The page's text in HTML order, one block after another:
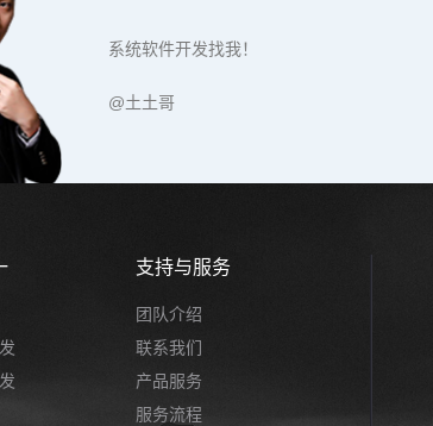
系统软件开发找我！
@土土哥
支持与服务
团队介绍
联系我们
产品服务
服务流程